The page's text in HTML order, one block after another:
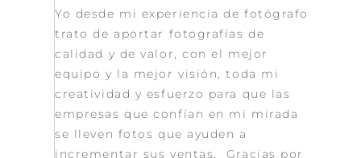
Yo desde mi experiencia de fotógrafo
trato de aportar fotografías de
calidad y de valor, con el mejor
equipo y la mejor visión, toda mi
creatividad y esfuerzo para que las
empresas que confían en mi mirada
se lleven fotos que ayuden a
incrementar sus ventas. Gracias por